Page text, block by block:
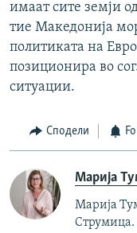
имаат сите земји
тие Македонија
политиката на
позиционира во
ситуации.
Сподели
Марија
Марија
Струмица.